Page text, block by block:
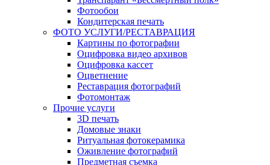
Фотообои
Кондитерская печать
ФОТО УСЛУГИ/РЕСТАВРАЦИЯ
Картины по фотографии
Оцифровка видео архивов
Оцифровка кассет
Оцветнение
Реставрация фотографий
Фотомонтаж
Прочие услуги
3D печать
Домовые знаки
Ритуальная фотокерамика
Оживление фотографий
Предметная съемка